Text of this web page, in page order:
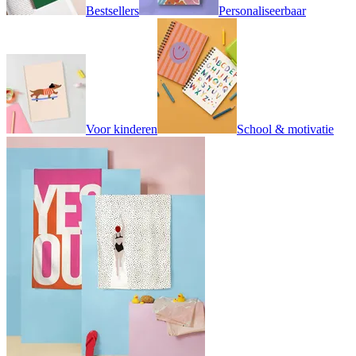
Bestsellers Personaliseerbaar
Voor kinderen School & motivatie